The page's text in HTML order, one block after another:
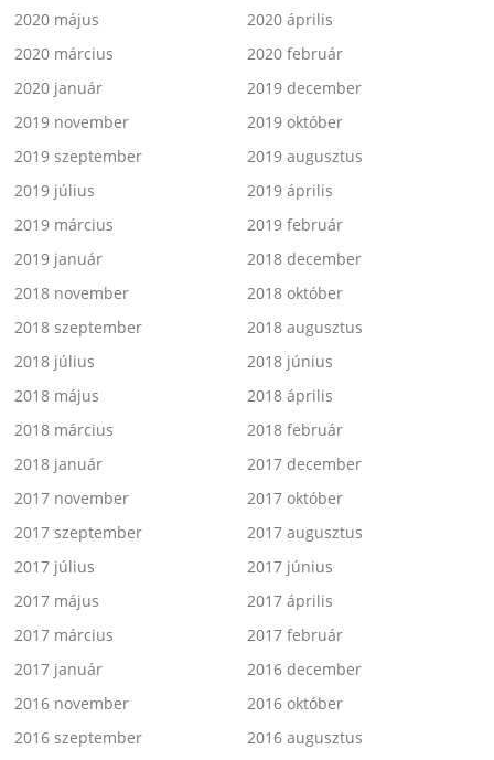
2020 május
2020 április
2020 március
2020 február
2020 január
2019 december
2019 november
2019 október
2019 szeptember
2019 augusztus
2019 július
2019 április
2019 március
2019 február
2019 január
2018 december
2018 november
2018 október
2018 szeptember
2018 augusztus
2018 július
2018 június
2018 május
2018 április
2018 március
2018 február
2018 január
2017 december
2017 november
2017 október
2017 szeptember
2017 augusztus
2017 július
2017 június
2017 május
2017 április
2017 március
2017 február
2017 január
2016 december
2016 november
2016 október
2016 szeptember
2016 augusztus